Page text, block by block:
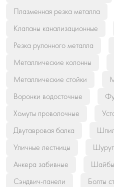
Плазменная резка металла
Клапаны канализационные
Резка рулонного металла
Металлические колонны
Металлические стойки
Воронки водосточные
Хомуты проволочные
Двутавровая балка
Уличные лестницы
Анкера забивные
Шайбы
Сэндвич-панели
Болты